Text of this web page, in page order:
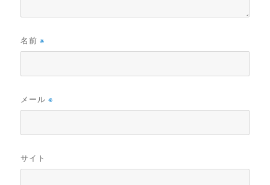
名前※
メール※
サイト